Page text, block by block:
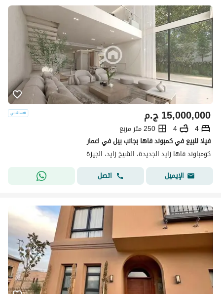
ج.م15,000,000
4
4
250 متر مربع
فيلا للبيع في كمبوند فاها بجانب بيل في اعمار
كومباوند فاها زايد الجديدة، الشيخ زايد، الجيزة
الإيميل
اتصل